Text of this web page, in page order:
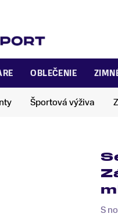
OBLEČENIE
Športová výživa
S